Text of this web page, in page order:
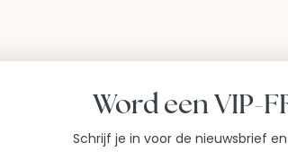
Word een VIP-
Schrijf je in voor de nieuwsbrief